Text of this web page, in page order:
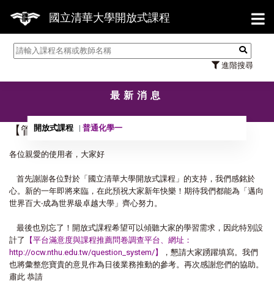
國立清華大學開放式課程
進階搜尋
【
最新消息
開放式課程 普通化學一
【管理】預祝您新年快樂！
各位親愛的使用者，大家好
首先謝謝各位對於「國立清華大學開放式課程」的支持，我們感銘於
心。新的一年即將來臨，在此預祝大家新年快樂！期待我們都能為「邁向
世界百大‧成為世界級卓越大學」齊心努力。
最後也別忘了！開放式課程希望可以傾聽大家的學習需求，因此特別設
計了
【平台滿意度與課程推薦問卷調查平台、網址：
http://ocw.nthu.edu.tw/question_system/】
，懇請大家踴躍填寫。我們
也將彙整您寶貴的意見作為日後業務推動的參考。再次感謝您們的協助。
肅此 恭請